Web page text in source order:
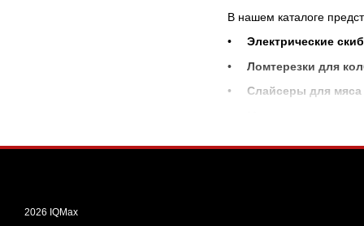
В нашем каталоге
Электрические
Ломтерезки для
Слайсеры для мяса
2026 IQMax